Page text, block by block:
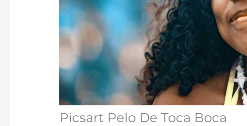
Picsart Pelo De Toca Boca